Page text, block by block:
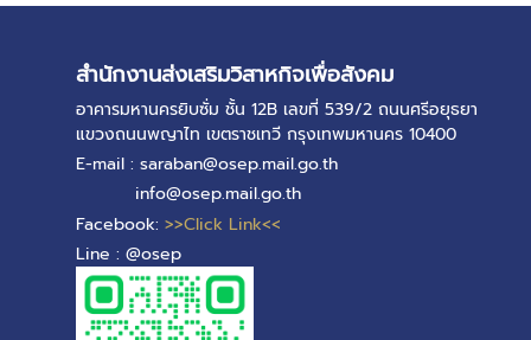
สำนักงานส่งเสริมวิสาหกิจเพื่อสังคม
อาคารมหานครยิบซั่ม ชั้น 12B เลขที่ 539/2 ถนนศรีอยุธยา
แขวงถนนพญาไท เขตราชเทวี กรุงเทพมหานคร 10400
E-mail : saraban@osep.mail.go.th
info@osep.mail.go.th
Facebook: >>Click Link<<
Line : @osep